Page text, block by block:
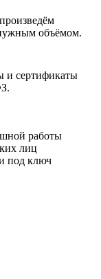
объёмом.
и сертификаты
работы
лиц
под ключ